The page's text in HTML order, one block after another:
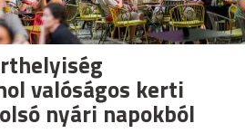
valóságos kerti
nyári napokból